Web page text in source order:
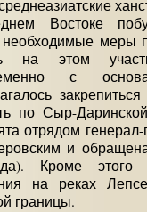
Востоке
необходимые меры
на этом
с
по Сыр-
отрядом генерал-
и
Кроме этого
на реках
границы.